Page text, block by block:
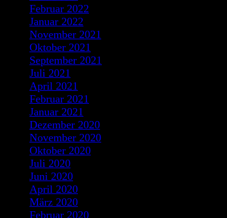
Februar 2022
Januar 2022
November 2021
Oktober 2021
September 2021
Juli 2021
April 2021
Februar 2021
Januar 2021
Dezember 2020
November 2020
Oktober 2020
Juli 2020
Juni 2020
April 2020
März 2020
Februar 2020